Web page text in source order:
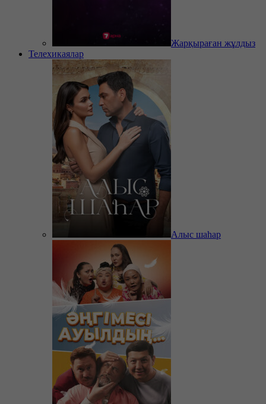
Жарқыраған жұлдыз
Телехикаялар
Алыс шаһар